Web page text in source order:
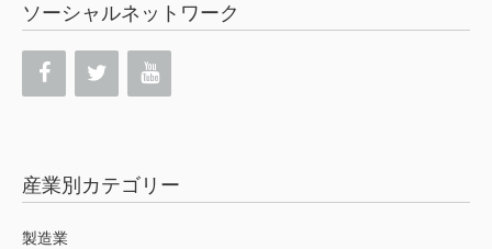
ソーシャルネットワーク
産業別カテゴリー
製造業